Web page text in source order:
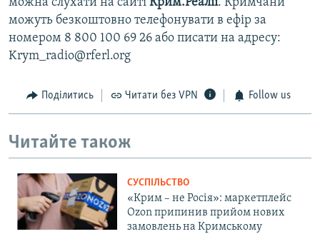
можна слухати на сайті Крим.Реалії. Кримчани
можуть безкоштовно телефонувати в ефір за
номером 8 800 100 69 26 або писати на адресу:
Krym_radio@rferl.org
Поділитись Читати без VPN Follow us
Читайте також
СУСПІЛЬСТВО
«Крим – не Росія»: маркетплейс
Ozon припинив прийом нових
замовлень на Кримському